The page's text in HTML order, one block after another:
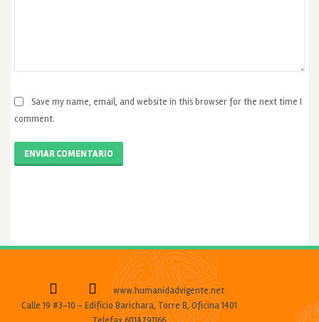
Save my name, email, and website in this browser for the next time I
comment.
ENVIAR COMENTARIO
www.humanidadvigente.net
Calle 19 #3-10 - Edificio Barichara, Torre B, Oficina 1401